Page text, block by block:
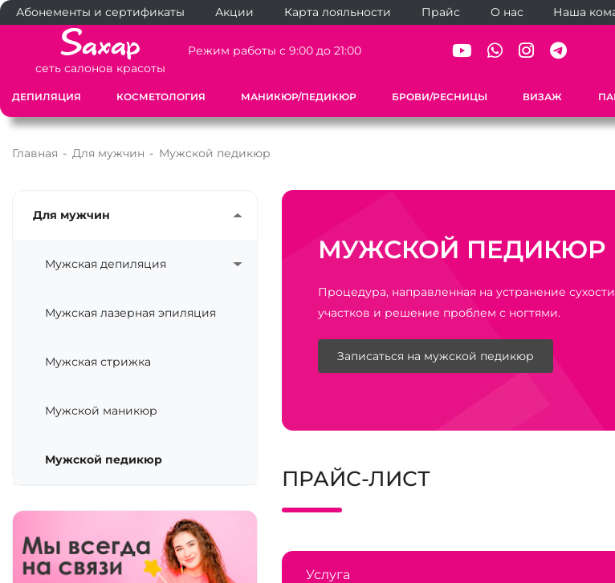
Абонементы и сертификаты Акции Карта лояльности Прайс О нас Наша
сеть салонов красоты
Режим работы с 9:00 до 21:00
ДЕПИЛЯЦИЯ КОСМЕТОЛОГИЯ МАНИКЮР/ПЕДИКЮР БРОВИ/РЕСНИЦЫ ВИЗАЖ
Главная - Для мужчин - Мужской педикюр
Для мужчин
Мужская депиляция
Мужская лазерная эпиляция
Мужская стрижка
Мужской маникюр
Мужской педикюр
МУЖСКОЙ ПЕДИКЮР
Процедура, направленная на устранение
участков и решение проблем с ногтями.
Записаться на мужской педикюр
ПРАЙС-ЛИСТ
Услуга